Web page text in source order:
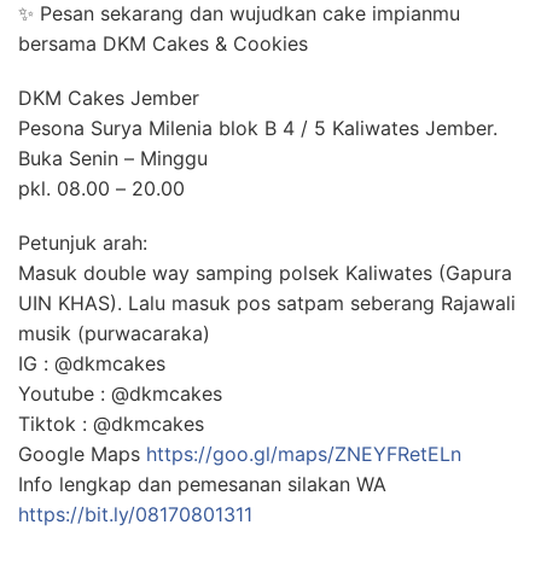
✨ Pesan sekarang dan wujudkan cake impianmu
bersama DKM Cakes & Cookies
DKM Cakes Jember
Pesona Surya Milenia blok B 4 / 5 Kaliwates Jember.
Buka Senin – Minggu
pkl. 08.00 – 20.00
Petunjuk arah:
Masuk double way samping polsek Kaliwates (Gapura
UIN KHAS). Lalu masuk pos satpam seberang Rajawali
musik (purwacaraka)
IG : @dkmcakes
Youtube : @dkmcakes
Tiktok : @dkmcakes
Google Maps https://goo.gl/maps/ZNEYFRetELn
Info lengkap dan pemesanan silakan WA
https://bit.ly/08170801311